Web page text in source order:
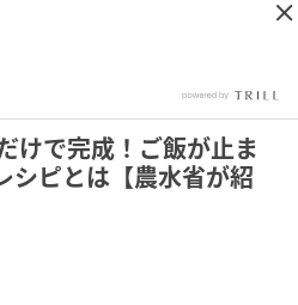
けで完成！ご飯が止ま
シピとは【農水省が紹